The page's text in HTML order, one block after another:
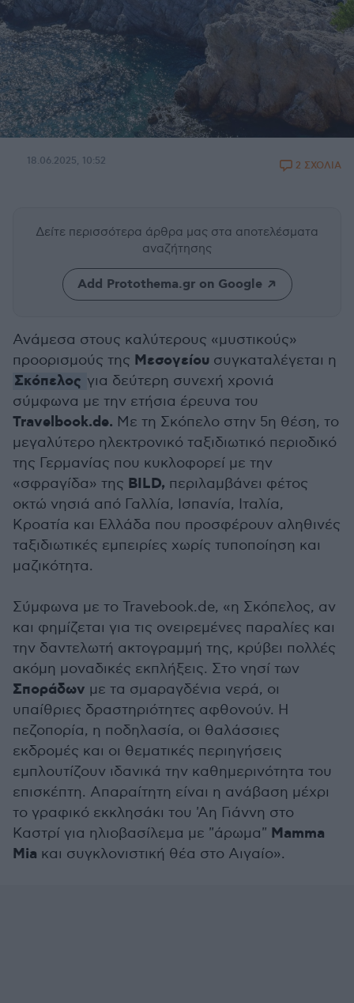
18.06.2025, 10:52 2 ΣΧΟΛΙΑ
Δείτε περισσότερα άρθρα μας στα αποτελέσματα
αναζήτησης
Add Protothema.gr on Google
Ανάμεσα στους καλύτερους «μυστικούς»
προορισμούς της Μεσογείου συγκαταλέγεται η
Σκόπελος για δεύτερη συνεχή χρονιά
σύμφωνα με την ετήσια έρευνα του
Travelbook.de. Με τη Σκόπελο στην 5η θέση, το
μεγαλύτερο ηλεκτρονικό ταξιδιωτικό περιοδικό
της Γερμανίας που κυκλοφορεί με την
«σφραγίδα» της BILD, περιλαμβάνει φέτος
οκτώ νησιά από Γαλλία, Ισπανία, Ιταλία,
Κροατία και Ελλάδα που προσφέρουν αληθινές
ταξιδιωτικές εμπειρίες χωρίς τυποποίηση και
μαζικότητα.
Σύμφωνα με το Travebook.de, «η Σκόπελος, αν
και φημίζεται για τις ονειρεμένες παραλίες και
την δαντελωτή ακτογραμμή της, κρύβει πολλές
ακόμη μοναδικές εκπλήξεις. Στο νησί των
Σποράδων με τα σμαραγδένια νερά, οι
υπαίθριες δραστηριότητες αφθονούν. Η
πεζοπορία, η ποδηλασία, οι θαλάσσιες
εκδρομές και οι θεματικές περιηγήσεις
εμπλουτίζουν ιδανικά την καθημερινότητα του
επισκέπτη. Απαραίτητη είναι η ανάβαση μέχρι
το γραφικό εκκλησάκι του 'Αη Γιάννη στο
Καστρί για ηλιοβασίλεμα με "άρωμα" Mamma
Mia και συγκλονιστική θέα στο Αιγαίο».